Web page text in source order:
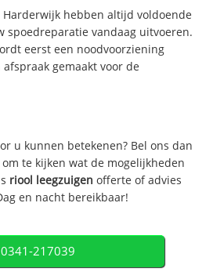
Harderwijk hebben altijd voldoende
spoedreparatie vandaag uitvoeren.
eerst een noodvoorziening
gemaakt voor de
u kunnen betekenen? Bel ons dan
om te kijken wat de mogelijkheden
riool leegzuigen offerte of advies
en nacht bereikbaar!
0341-217039